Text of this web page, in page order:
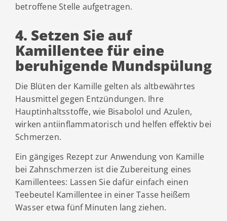
betroffene Stelle aufgetragen.
4. Setzen Sie auf
Kamillentee für eine
beruhigende Mundspülung
Die Blüten der Kamille gelten als altbewährtes
Hausmittel gegen Entzündungen. Ihre
Hauptinhaltsstoffe, wie Bisabolol und Azulen,
wirken antiinflammatorisch und helfen effektiv bei
Schmerzen.
Ein gängiges Rezept zur Anwendung von Kamille
bei Zahnschmerzen ist die Zubereitung eines
Kamillentees: Lassen Sie dafür einfach einen
Teebeutel Kamillentee in einer Tasse heißem
Wasser etwa fünf Minuten lang ziehen.